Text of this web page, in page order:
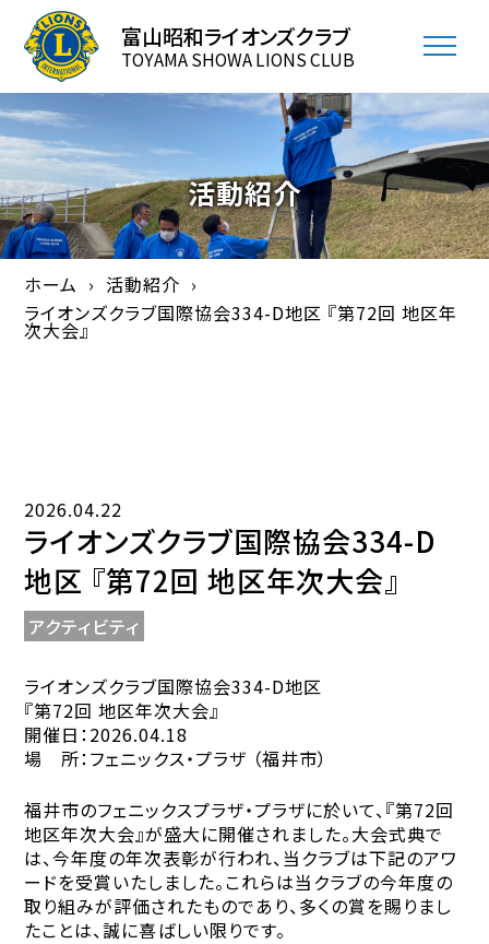
富山昭和ライオンズクラブ
TOYAMA SHOWA LIONS CLUB
活動紹介
ホーム
活動紹介
ライオンズクラブ国際協会334-D地区 『第72回 地区年
次大会』
2026.04.22
ライオンズクラブ国際協会334-D
地区 『第72回 地区年次大会』
アクティビティ
ライオンズクラブ国際協会334-D地区
『第72回 地区年次大会』
開催日：2026.04.18
場 所：フェニックス・プラザ （福井市）
福井市のフェニックスプラザ・プラザに於いて、『第72回
地区年次大会』が盛大に開催されました。大会式典で
は、今年度の年次表彰が行われ、当クラブは下記のアワ
ードを受賞いたしました。これらは当クラブの今年度の
取り組みが評価されたものであり、多くの賞を賜りまし
たことは、誠に喜ばしい限りです。